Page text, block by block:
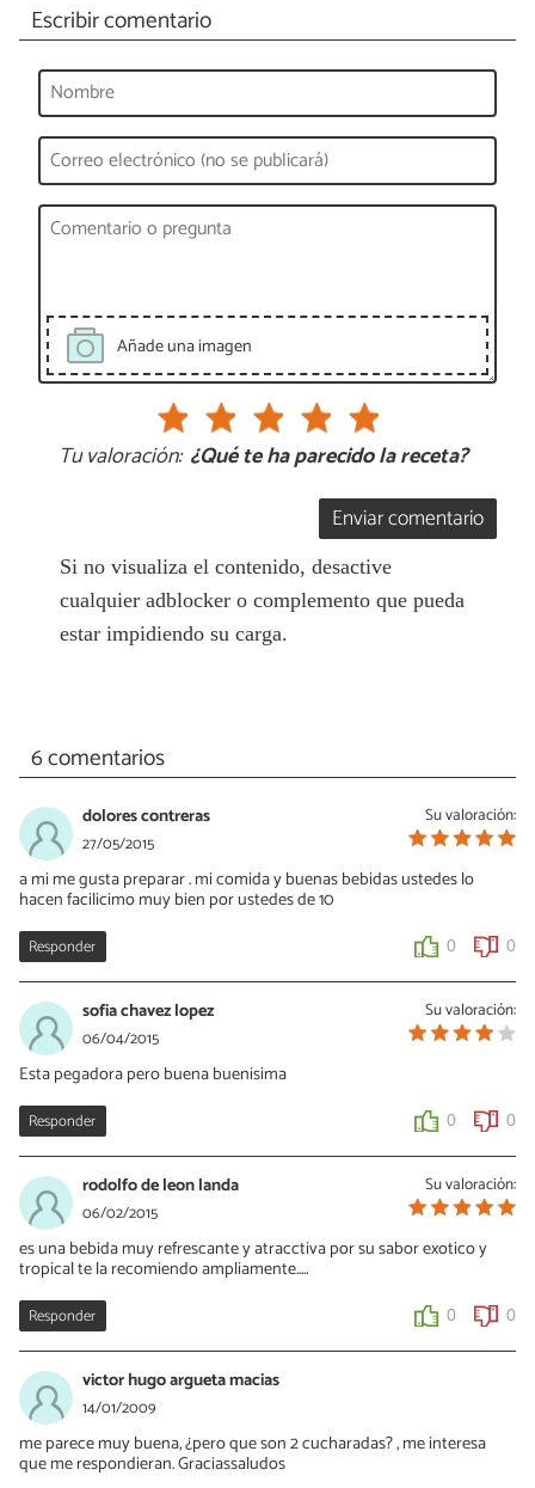
Escribir comentario
Añade una imagen
Tu valoración: ¿Qué te ha parecido la receta?
Enviar comentario
Si no visualiza el contenido, desactive
cualquier adblocker o complemento que pueda
estar impidiendo su carga.
6 comentarios
Su valoración:
dolores contreras
27/05/2015
a mi me gusta preparar . mi comida y buenas bebidas ustedes lo
hacen facilicimo muy bien por ustedes de 10
Responder 0 0
Su valoración:
sofia chavez lopez
06/04/2015
Esta pegadora pero buena buenisima
Responder 0 0
Su valoración:
rodolfo de leon landa
06/02/2015
es una bebida muy refrescante y atracctiva por su sabor exotico y
tropical te la recomiendo ampliamente.....
Responder 0 0
victor hugo argueta macias
14/01/2009
me parece muy buena, ¿pero que son 2 cucharadas? , me interesa
que me respondieran. Graciassaludos